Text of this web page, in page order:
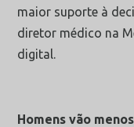
maior suporte à
diretor médico na
digital.
Homens vão